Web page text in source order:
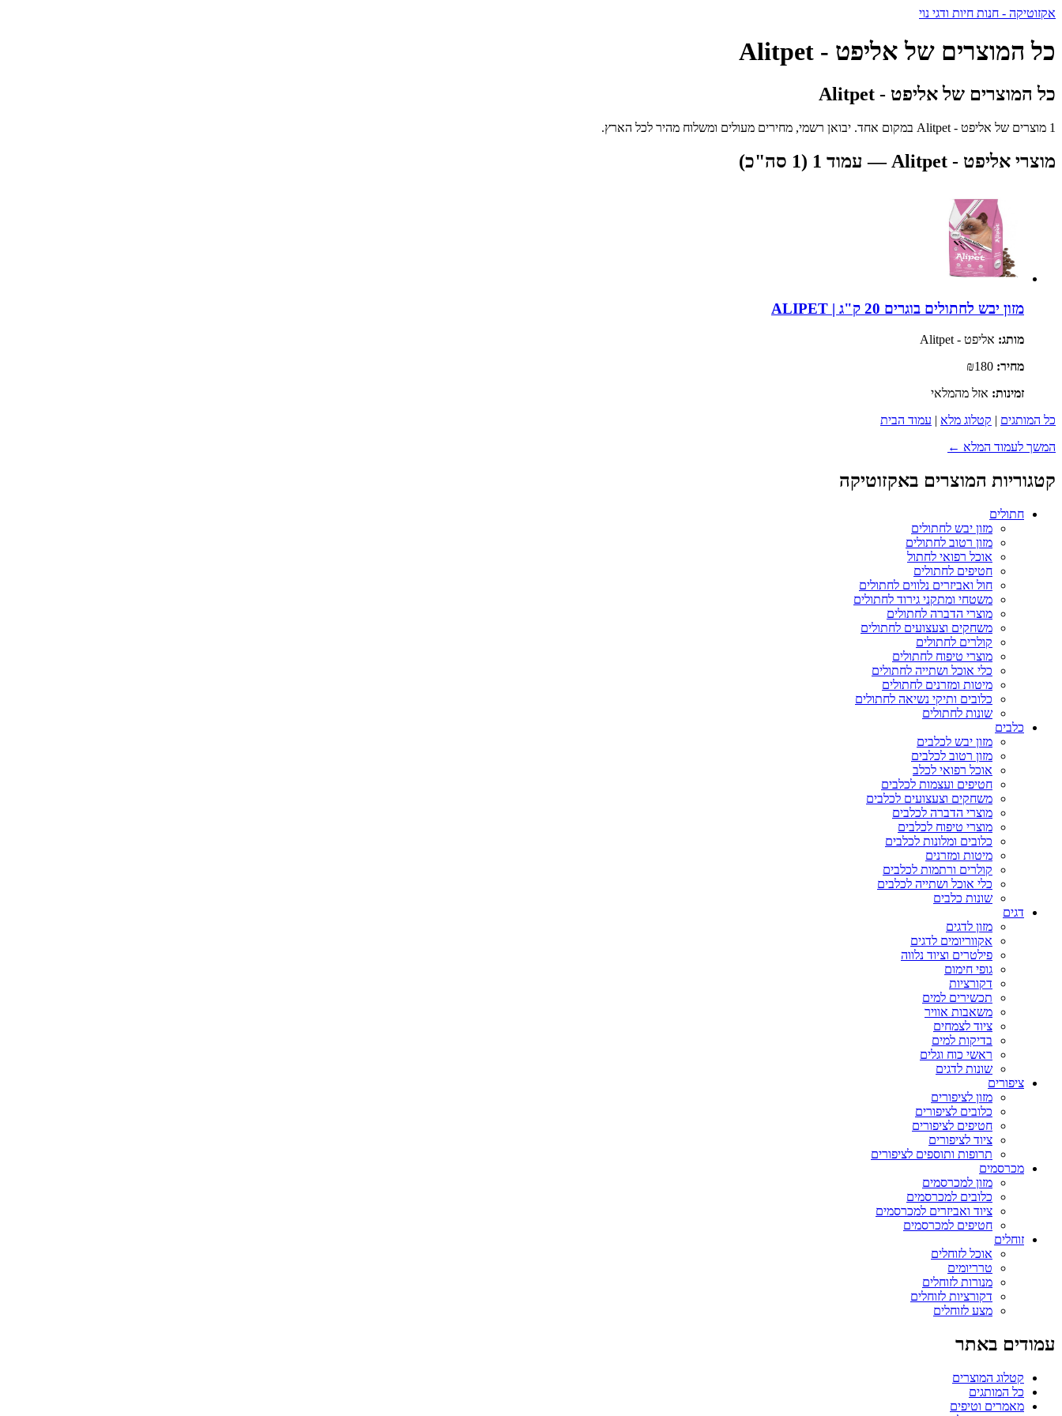
אקזוטיקה - חנות חיות ודגי נוי
כל המוצרים של אליפט - Alitpet
כל המוצרים של אליפט - Alitpet
1 מוצרים של אליפט - Alitpet במקום אחד. יבואן רשמי, מחירים מעולים ומשלוח מהיר לכל הארץ.
מוצרי אליפט - Alitpet — עמוד 1 (1 סה"כ)
מזון יבש לחתולים בוגרים 20 ק"ג | ALIPET
מותג: אליפט - Alitpet
מחיר:
זמינות: אזל מהמלאי
כל המותגים | קטלוג מלא | עמוד הבית
המשך לעמוד המלא ←
קטגוריות המוצרים באקזוטיקה
חתולים
מזון יבש לחתולים
מזון רטוב לחתולים
אוכל רפואי לחתול
חטיפים לחתולים
חול ואביזרים נלווים לחתולים
משטחי ומתקני גירוד לחתולים
מוצרי הדברה לחתולים
משחקים וצעצועים לחתולים
קולרים לחתולים
מוצרי טיפוח לחתולים
כלי אוכל ושתייה לחתולים
מיטות ומזרנים לחתולים
כלובים ותיקי נשיאה לחתולים
שונות לחתולים
כלבים
מזון יבש לכלבים
מזון רטוב לכלבים
אוכל רפואי לכלב
חטיפים ועצמות לכלבים
משחקים וצעצועים לכלבים
מוצרי הדברה לכלבים
מוצרי טיפוח לכלבים
כלובים ומלונות לכלבים
מיטות ומזרנים
קולרים ורתמות לכלבים
כלי אוכל ושתייה לכלבים
שונות כלבים
דגים
מזון לדגים
אקווריומים לדגים
פילטרים וציוד נלווה
גופי חימום
דקורציות
תכשירים למים
משאבות אוויר
ציוד לצמחים
בדיקות למים
ראשי כוח וגלים
שונות לדגים
ציפורים
מזון לציפורים
כלובים לציפורים
חטיפים לציפורים
ציוד לציפורים
תרופות ותוספים לציפורים
מכרסמים
מזון למכרסמים
כלובים למכרסמים
ציוד ואביזרים למכרסמים
חטיפים למכרסמים
זוחלים
אוכל לזוחלים
טרריומים
מנורות לזוחלים
דקורציות לזוחלים
מצע לזוחלים
עמודים באתר
קטלוג המוצרים
כל המותגים
מאמרים וטיפים